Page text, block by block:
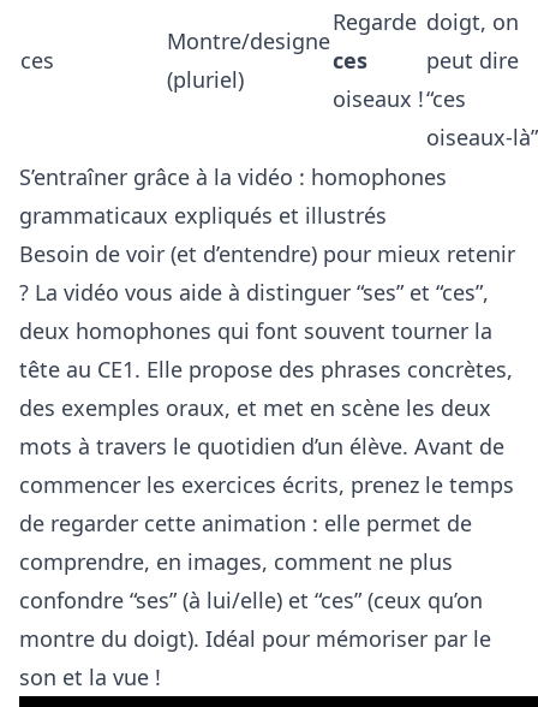
ces
Montre/designe
(pluriel)
Regarde
ces
oiseaux !
doigt, on
peut dire
“ces
oiseaux-
S’entraîner grâce à la vidéo : homophones
grammaticaux expliqués et illustrés
Besoin de voir (et d’entendre) pour mieux retenir
? La vidéo vous aide à distinguer “ses” et “ces”,
deux homophones qui font souvent tourner la
tête au CE1. Elle propose des phrases concrètes,
des exemples oraux, et met en scène les deux
mots à travers le quotidien d’un élève. Avant de
commencer les exercices écrits, prenez le temps
de regarder cette animation : elle permet de
comprendre, en images, comment ne plus
confondre “ses” (à lui/elle) et “ces” (ceux qu’on
montre du doigt). Idéal pour mémoriser par le
son et la vue !